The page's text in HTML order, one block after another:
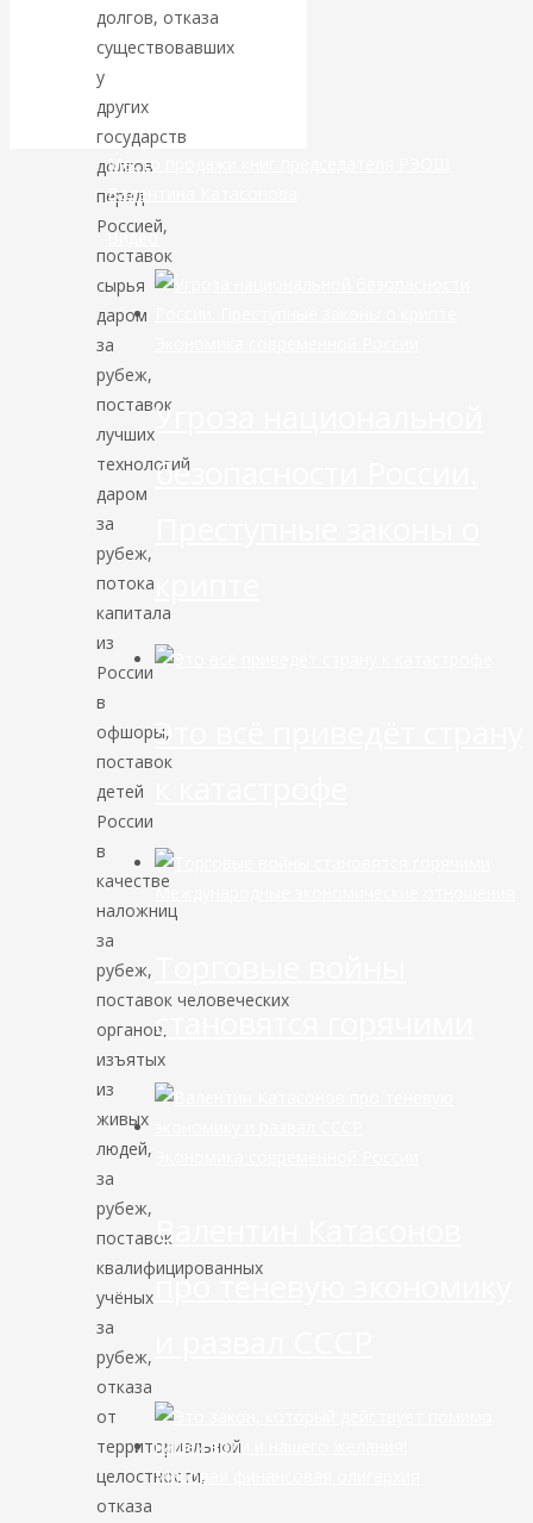
сфере России
уже начался
долгов, отказа
существовавших
у
других
государств
долгов
перед
Россией,
поставок
сырья
даром
за
рубеж,
поставок
лучших
технологий
даром
за
рубеж,
потока
капитала
из
России
в
офшоры,
поставок
детей
России
в
качестве
наложниц
за
рубеж,
поставок человеческих
органов,
изъятых
из
живых
людей,
за
рубеж,
поставок
квалифицированных
учёных
за
рубеж,
отказа
от
территориальной
целостности,
отказа
Место продажи книг председателя РЭОШ
Валентина Катасонова
Видео
Угроза национальной
безопасности России.
Это всё приведёт страну
Международные экономические отношения
становятся горячими
Валентин Катасонов
про теневую экономику
Мировая финансовая олигархия